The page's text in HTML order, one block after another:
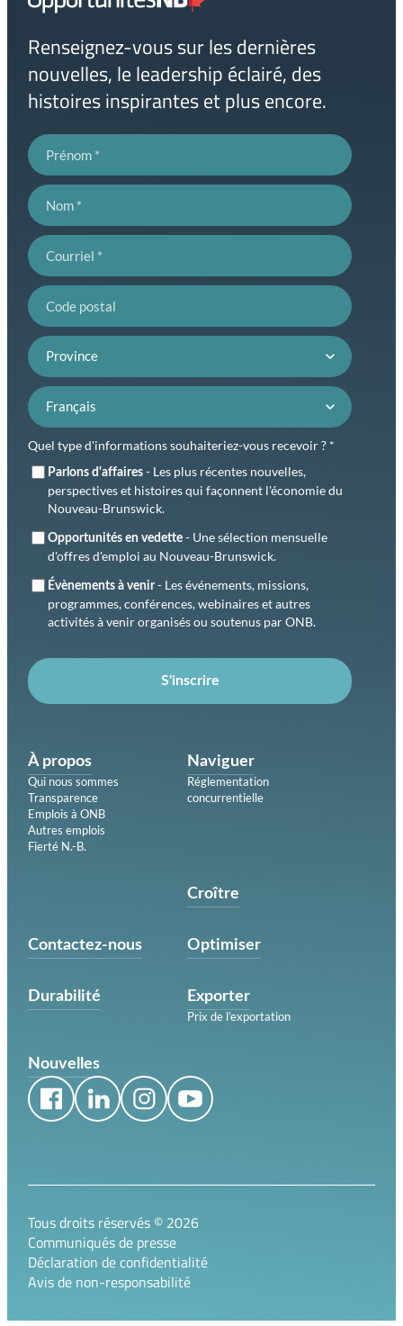
page
Renseignez-vous sur les dernières
nouvelles, le leadership éclairé, des
histoires inspirantes et plus encore.
Prénom
Nom
Courriel
Code postal
Province
Préférence de langue
Quel type d'informations souhaiteriez-vous recevoir ? *
Parlons d'affaires - Les plus récentes nouvelles,
perspectives et histoires qui façonnent l'économie du
Nouveau-Brunswick.
Opportunités en vedette - Une sélection mensuelle
d'offres d'emploi au Nouveau-Brunswick.
Évènements à venir - Les événements, missions,
programmes, conférences, webinaires et autres
activités à venir organisés ou soutenus par ONB.
S'inscrire
Naviguer
Réglementation
concurrentielle
Croître
Optimiser
Exporter
Prix de l’exportation
À propos
Qui nous sommes
Transparence
Emplois à ONB
Autres emplois
Fierté N.-B.
Contactez-nous
Nouvelles
Durabilité
Tous droits réservés © 2026
Communiqués de presse
Déclaration de confidentialité
Avis de non-responsabilité